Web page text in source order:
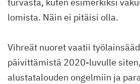
turvasta, kuten esimerkiksi
lomista. Näin ei pitäisi olla.
Vihreät nuoret vaatii
päivittämistä 2020-luvulle
alustatalouden ongelmiin ja